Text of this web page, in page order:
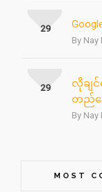
By
29
လိုချင်
တည်နေ
By Nay
29
MOST